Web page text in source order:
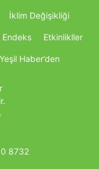
İklim Değişikliği
Endeks Etkinlikller
Yeşil Haber’den
8732